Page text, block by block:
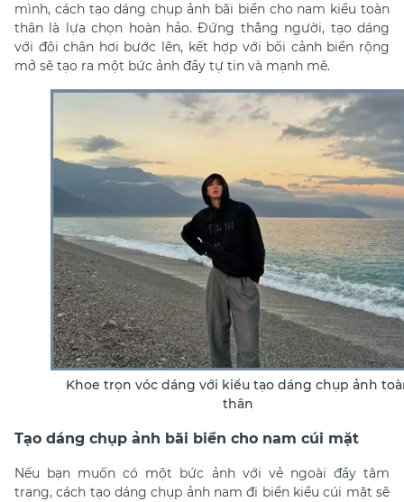
mình, cách tạo dáng chụp ảnh bãi biển cho nam kiểu toàn
thân là lựa chọn hoàn hảo. Đứng thẳng người, tạo dáng
với đôi chân hơi bước lên, kết hợp với bối cảnh biển rộng
mở sẽ tạo ra một bức ảnh đầy tự tin và mạnh mẽ.
Khoe trọn vóc dáng với kiểu tạo dáng chụp ảnh
thân
Tạo dáng chụp ảnh bãi biển cho nam cúi mặt
Nếu bạn muốn có một bức ảnh với vẻ ngoài đầy tâm
trạng, cách tạo dáng chụp ảnh nam đi biển kiểu cúi mặt sẽ